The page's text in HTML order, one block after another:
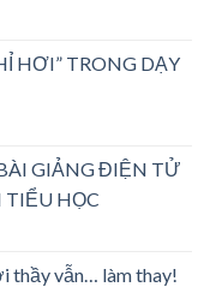
HƠI” TRONG DẠY
GIẢNG ĐIỆN TỬ
TIỂU HỌC
thầy vẫn… làm thay!